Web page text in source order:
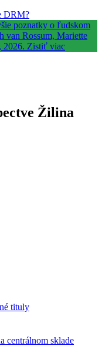
DRM?
Žilina
tituly
centrálnom sklade